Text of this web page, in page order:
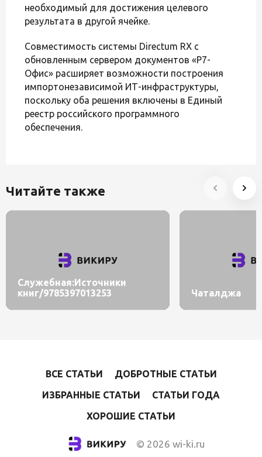
необходимый для достижения целевого
результата в другой ячейке.
Совместимость системы Directum RX с
обновленным сервером документов «Р7-
Офис» расширяет возможности построения
импортонезависимой ИТ-инфраструктуры,
поскольку оба решения включены в Единый
реестр российского программного
обеспечения.
Читайте также
Служебная:Источники
книг/9785397013253
Чаталджа
ВСЕ СТАТЬИ
ДОБРОТНЫЕ СТАТЬИ
ИЗБРАННЫЕ СТАТЬИ
СТАТЬИ ГОДА
ХОРОШИЕ СТАТЬИ
© 2026 wi-ki.ru